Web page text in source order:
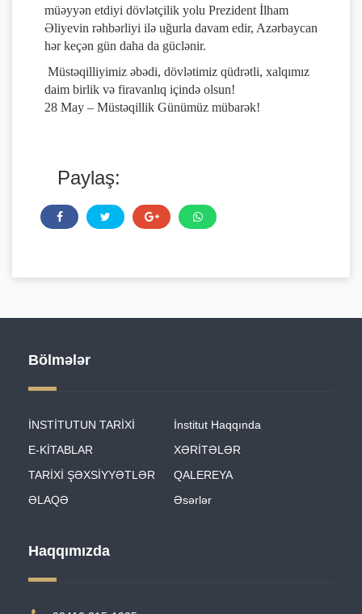
müəyyən etdiyi dövlətçilik yolu Prezident İlham
Əliyevin rəhbərliyi ilə uğurla davam edir, Azərbaycan
hər keçən gün daha da güclənir.
Müstəqilliyimiz əbədi, dövlətimiz qüdrətli, xalqımız
daim birlik və firavanlıq içində olsun!
28 May – Müstəqillik Günümüz mübarək!
Paylaş:
Bölmələr
İNSTİTUTUN TARİXİ
İnstitut Haqqında
E-KİTABLAR
XƏRİTƏLƏR
TARİXİ ŞƏXSİYYƏTLƏR
QALEREYA
ƏLAQƏ
Əsərlər
Haqqımızda